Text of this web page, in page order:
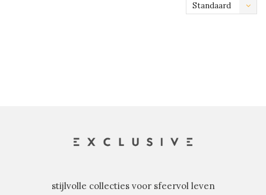
Standaard
stijlvolle collecties voor sfeervol leven